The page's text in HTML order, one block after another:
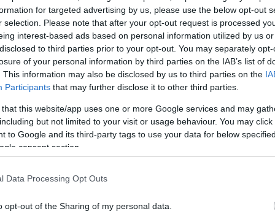
for targeted advertising by us, please use the below opt-out
selection. Please note that after your opt-out request is processed
interest-based ads based on personal information utilized by us
to third parties prior to your opt-out. You may separately
of your personal information by third parties on the IAB’s list of
This information may also be disclosed by us to third parties on the
Participants that may further disclose it to other third parties.
that this website/app uses one or more Google services and may
but not limited to your visit or usage behaviour. You may
to Google and its third-party tags to use your data for below
consent section.
Data Processing Opt Outs
opt-out of the Sharing of my personal data.
σας
παράγοντες,
ή άλλα